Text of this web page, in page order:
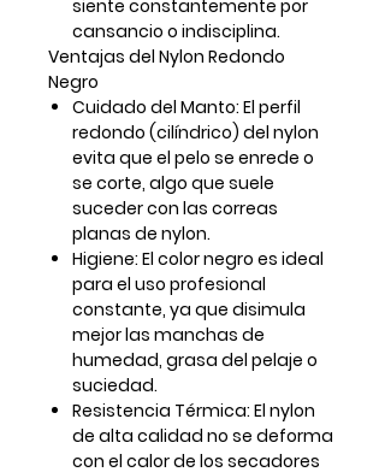
siente constantemente por
cansancio o indisciplina.
Ventajas del Nylon Redondo
Negro
Cuidado del Manto: El perfil
redondo (cilíndrico) del nylon
evita que el pelo se enrede o
se corte, algo que suele
suceder con las correas
planas de nylon.
Higiene: El color negro es ideal
para el uso profesional
constante, ya que disimula
mejor las manchas de
humedad, grasa del pelaje o
suciedad.
Resistencia Térmica: El nylon
de alta calidad no se deforma
con el calor de los secadores